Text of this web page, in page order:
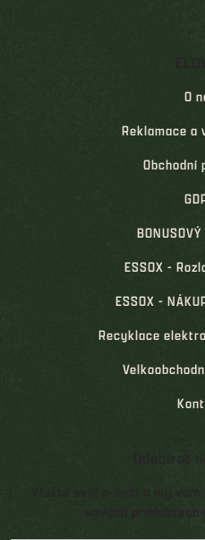
O
Reklamace a
Obchodní
ESSOX -
ESSOX -
Recyklace